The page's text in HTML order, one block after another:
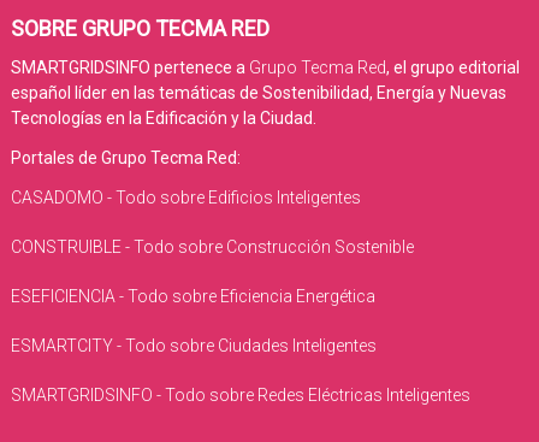
SOBRE GRUPO TECMA RED
SMARTGRIDSINFO pertenece a Grupo Tecma Red, el grupo editorial
español líder en las temáticas de Sostenibilidad, Energía y Nuevas
Tecnologías en la Edificación y la Ciudad.
Portales de Grupo Tecma Red:
CASADOMO - Todo sobre Edificios Inteligentes
CONSTRUIBLE - Todo sobre Construcción Sostenible
ESEFICIENCIA - Todo sobre Eficiencia Energética
ESMARTCITY - Todo sobre Ciudades Inteligentes
SMARTGRIDSINFO - Todo sobre Redes Eléctricas Inteligentes